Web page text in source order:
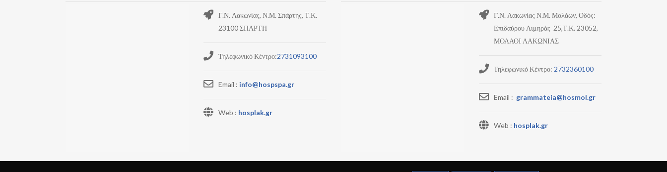
Γ.Ν. Λακωνίας, Ν.Μ. Σπάρτης, Τ.Κ.
23100 ΣΠΑΡΤΗ
Τηλεφωνικό Κέντρο:2731093100
Email : info@hospspa.gr
Web : hosplak.gr
Γ.Ν. Λακωνίας Ν.Μ. Μολάων, Οδός:
Επιδαύρου Λιμηράς 25,Τ.Κ. 23052,
ΜΟΛΑΟΙ ΛΑΚΩΝΙΑΣ
Τηλεφωνικό Κέντρο: 2732360100
Email : grammateia@hosmol.gr
Web : hosplak.gr